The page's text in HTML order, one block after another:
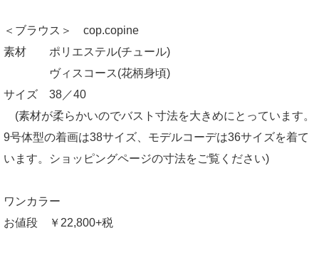
＜ブラウス＞ cop.copine
素材 ポリエステル(チュール)
ヴィスコース(花柄身頃)
サイズ 38／40
(素材が柔らかいのでバスト寸法を大きめにとっています。
9号体型の着画は38サイズ、モデルコーデは36サイズを着て
います。ショッピングページの寸法をご覧ください)
ワンカラー
お値段 ￥22,800+税